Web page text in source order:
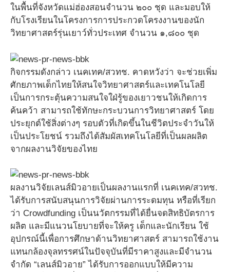
ในพื้นที่จังหวัดแม่ฮ่องสอนจำนวน ๒๐๐ ชุด และมอบให้
กับโรงเรียนในโครงการการประกวดโครงงานของนัก
วิทยาศาสตร์รุ่นเยาว์ทั่วประเทศ จำนวน ๑,๘๐๐ ชุด
กิจกรรมดังกล่าว เนคเทค/สวทช. คาดหวังว่า จะช่วยเพิ่ม
ศักยภาพเด็กไทยให้สนใจวิทยาศาสตร์และเทคโนโลยี
เป็นการกระตุ้นความสนใจใฝ่รู้ของเยาวชนให้เกิดการ
ค้นคว้า สามารถใช้ทักษะกระบวนการวิทยาศาสตร์ โดย
ประยุกต์ใช้สิ่งต่างๆ รอบตัวที่เกิดขึ้นในชีวิตประจำวันให้
เป็นประโยชน์ รวมถึงได้สัมผัสเทคโนโลยีที่เป็นผลผลิต
จากผลงานวิจัยของไทย
ผลงานวิจัยเลนส์มิวอายเป็นผลงานแรกที่ เนคเทค/สวทช.
ได้รับการสนับสนุนการวิจัยผ่านการระดมทุน หรือที่เรียก
ว่า Crowdfunding เป็นนวัตกรรมที่ได้ยื่นจดสิทธิบัตรการ
ผลิต และมีแนวนโยบายที่จะให้ครู เด็กและนักเรียน ใช้
อุปกรณ์นี้เพื่อการศึกษาด้านวิทยาศาสตร์ สามารถใช้งาน
แทนกล้องจุลทรรศน์ในปัจจุบันที่มีราคาสูงและมีจำนวน
จำกัด “เลนส์มิวอาย” ได้รับการออกแบบให้มีความ